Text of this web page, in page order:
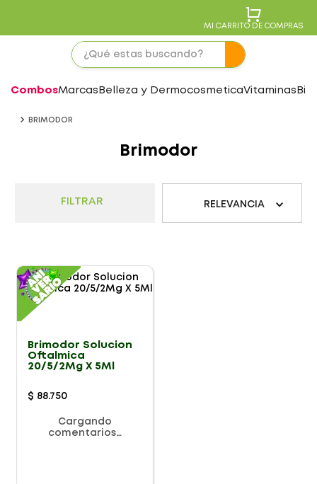
MI CARRITO DE COMPRAS
CombosMarcas Belleza y DermocosmeticaVitaminas
BRIMODOR
Brimodor
FILTRAR RELEVANCIA
Brimodor Solucion
Oftalmica
20/5/2Mg X 5Ml
$ 88.750
Cargando
comentarios…